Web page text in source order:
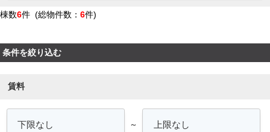
棟数6件 (総物件数： 6件)
条件を絞り込む
賃料
～